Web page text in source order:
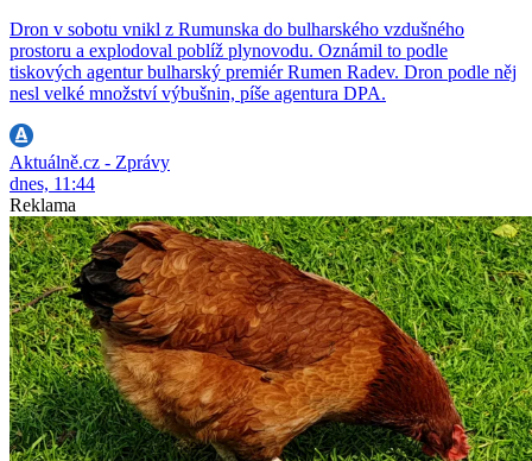
Dron v sobotu vnikl z Rumunska do bulharského vzdušného
prostoru a explodoval poblíž plynovodu. Oznámil to podle
tiskových agentur bulharský premiér Rumen Radev. Dron podle něj
nesl velké množství výbušnin, píše agentura DPA.
Aktuálně.cz - Zprávy
dnes, 11:44
Reklama